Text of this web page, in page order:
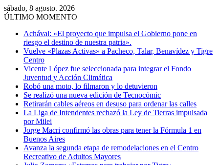
sábado, 8 agosto. 2026
ÚLTIMO MOMENTO
Achával: «El proyecto que impulsa el Gobierno pone en
riesgo el destino de nuestra patria».
Vuelve «Plazas Activas» a Pacheco, Talar, Benavídez y Tigre
Centro
Vicente López fue seleccionada para integrar el Fondo
Juventud y Acción Climática
Robó una moto, lo filmaron y lo detuvieron
Se realizó una nueva edición de Tecnocómic
Retirarán cables aéreos en desuso para ordenar las calles
La Liga de Intendentes rechazó la Ley de Tierras impulsada
por Milei
Jorge Macri confirmó las obras para tener la Fórmula 1 en
Buenos Aires
Avanza la segunda etapa de remodelaciones en el Centro
Recreativo de Adultos Mayores